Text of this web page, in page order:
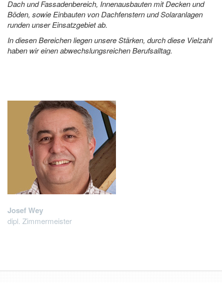
Dach und Fassadenbereich, Innenausbauten mit Decken und
Böden, sowie Einbauten von Dachfenstern und Solaranlagen
runden unser Einsatzgebiet ab.
In diesen Bereichen liegen unsere Stärken, durch diese Vielzahl
haben wir einen abwechslungsreichen Berufsalltag.
Josef Wey
dipl. Zimmermeister